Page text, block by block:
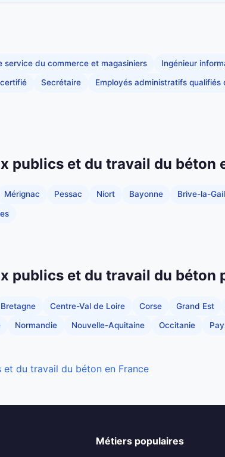
service du commerce et magasiniers Ingénieur
Secrétaire Employés administratifs
publics et du travail du béton
Mérignac Pessac Niort Bayonne Brive-la-
publics et du travail du béton
Bretagne Centre-Val de Loire Corse Grand Est
Normandie Nouvelle-Aquitaine Occitanie
du travail du béton en France
Métiers populaires